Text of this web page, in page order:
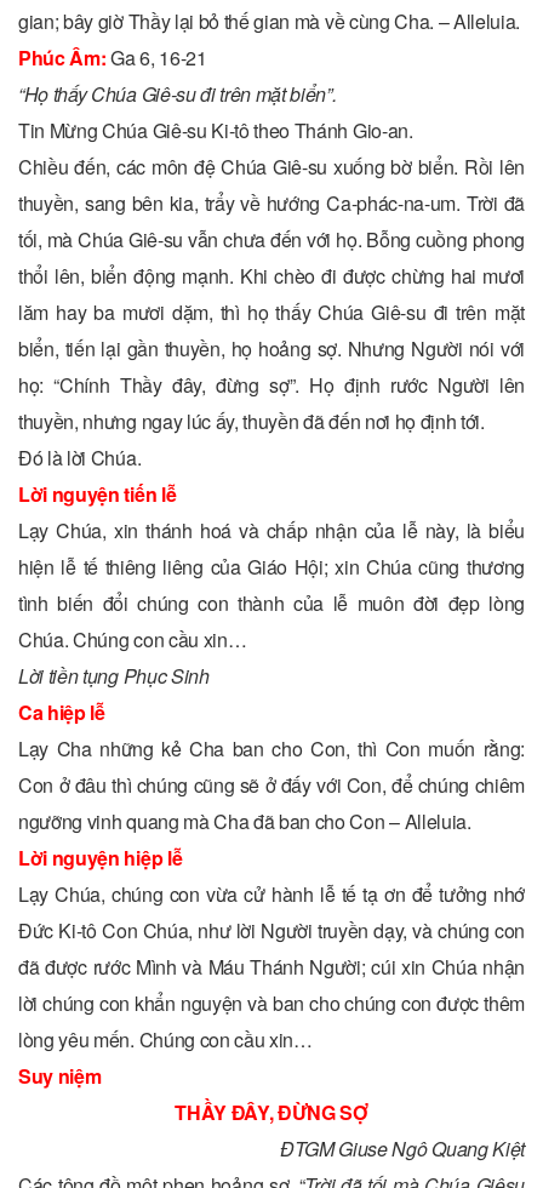
gian; bây giờ Thầy lại bỏ thế gian mà về cùng Cha. – Alleluia.
Phúc Âm:Ga 6, 16-21
“Họ thấy Chúa Giê-su đi trên mặt biển”.
Tin Mừng Chúa Giê-su Ki-tô theo Thánh Gio-an.
Chiều đến, các môn đệ Chúa Giê-su xuống bờ biển. Rồi lên
thuyền, sang bên kia, trẩy về hướng Ca-phác-na-um. Trời đã
tối, mà Chúa Giê-su vẫn chưa đến với họ. Bỗng cuồng phong
thổi lên, biển động mạnh. Khi chèo đi được chừng hai mươi
lăm hay ba mươi dặm, thì họ thấy Chúa Giê-su đi trên mặt
biển, tiến lại gần thuyền, họ hoảng sợ. Nhưng Người nói với
họ: “Chính Thầy đây, đừng sợ”. Họ định rước Người lên
thuyền, nhưng ngay lúc ấy, thuyền đã đến nơi họ định tới.
Ðó là lời Chúa.
Lời nguyện tiến lễ
Lạy Chúa, xin thánh hoá và chấp nhận của lễ này, là biểu
hiện lễ tế thiêng liêng của Giáo Hội; xin Chúa cũng thương
tình biến đổi chúng con thành của lễ muôn đời đẹp lòng
Chúa. Chúng con cầu xin…
Lời tiền tụng Phục Sinh
Ca hiệp lễ
Lạy Cha những kẻ Cha ban cho Con, thì Con muốn rằng:
Con ở đâu thì chúng cũng sẽ ở đấy với Con, để chúng chiêm
ngưỡng vinh quang mà Cha đã ban cho Con – Alleluia.
Lời nguyện hiệp lễ
Lạy Chúa, chúng con vừa cử hành lễ tế tạ ơn để tưởng nhớ
Ðức Ki-tô Con Chúa, như lời Người truyền dạy, và chúng con
đã được rước Mình và Máu Thánh Người; cúi xin Chúa nhận
lời chúng con khẩn nguyện và ban cho chúng con được thêm
lòng yêu mến. Chúng con cầu xin…
Suy niệm
THẦY ĐÂY, ĐỪNG SỢ
ĐTGM Giuse Ngô Quang Kiệt